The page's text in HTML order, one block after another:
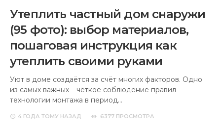
Утеплить частный дом снаружи
(95 фото): выбор материалов,
пошаговая инструкция как
утеплить своими руками
Уют в доме создаётся за счёт многих факторов. Одно
из самых важных – чёткое соблюдение правил
технологии монтажа в период…
4 ГОДА ТОМУ НАЗАД 6377 ПРОСМОТРА